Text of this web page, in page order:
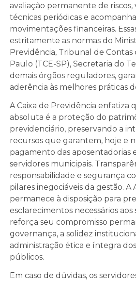
avaliação permanente de riscos,
técnicas periódicas e
movimentações financeiras.
estritamente as normas do
Previdência, Tribunal de Contas
Paulo (TCE-SP), Secretaria do
demais órgãos reguladores,
aderência às melhores práticas
A Caixa de Previdência enfatiza
absoluta é a proteção do
previdenciário, preservando a
recursos que garantem, hoje e
pagamento das aposentadorias
servidores municipais.
responsabilidade e segurança
pilares inegociáveis da gestão. A
permanece à disposição para
esclarecimentos necessários aos
reforça seu compromisso
governança, a solidez
administração ética e íntegra
públicos.
Em caso de dúvidas, os